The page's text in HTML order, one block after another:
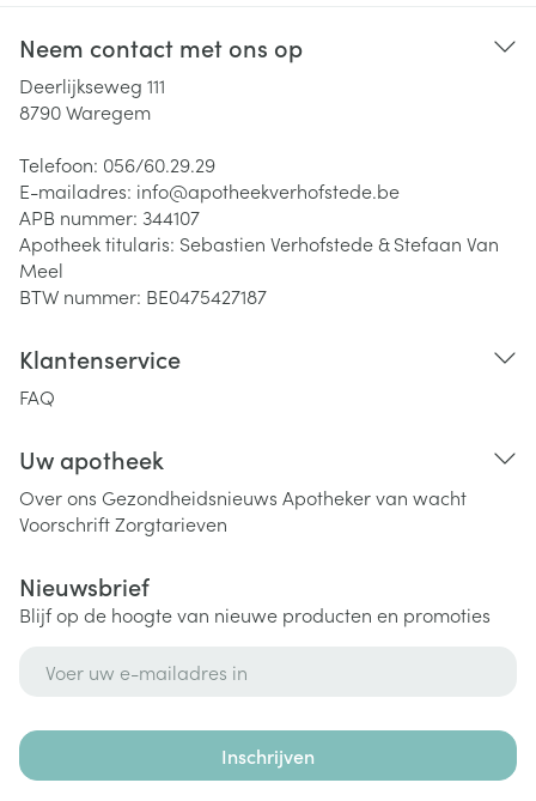
Neem contact met ons op
Deerlijkseweg 111
8790Waregem
Telefoon: 056/60.29.29
E-mailadres: info@apotheekverhofstede.be
APB nummer: 344107
Apotheek titularis: Sebastien Verhofstede & Stefaan Van
Meel
BTW nummer: BE0475427187
Klantenservice
FAQ
Uw apotheek
Over ons Gezondheidsnieuws Apotheker van wacht
VoorschriftZorgtarieven
Nieuwsbrief
Blijf op de hoogte van nieuwe producten en promoties
Inschrijven